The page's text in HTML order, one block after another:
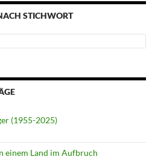
STICHWORT
(1955-2025)
einem Land im Aufbruch